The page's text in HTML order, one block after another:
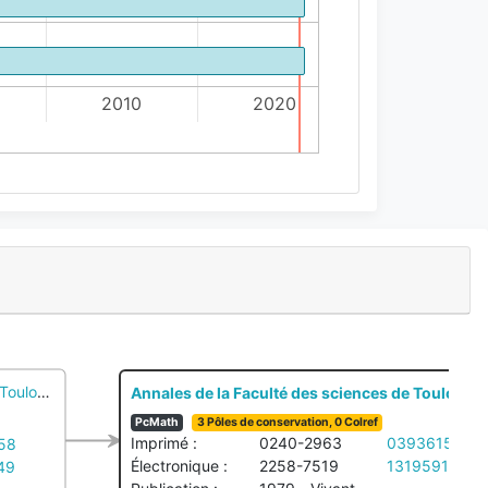
2010 2020
Annales de la Faculté des sciences de Toulouse
PcMath 3 Pôles de conservation, 0 Colref
Imprimé : 0240-2963
039361551
Électronique :
2258-7519
131959115
pour les sciences mathématiques et les sciences